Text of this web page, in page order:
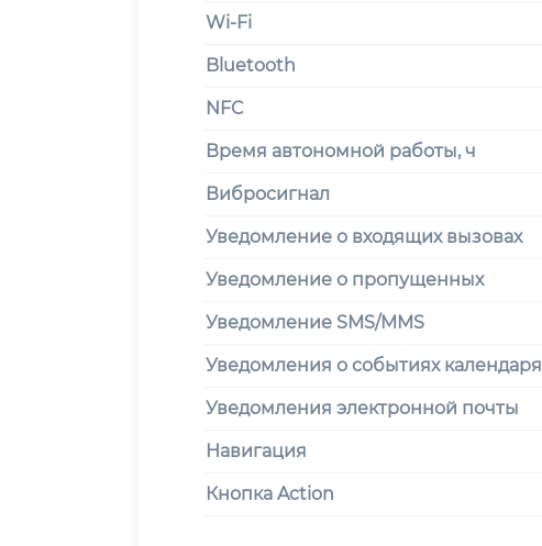
Wi-Fi
Bluetooth
NFC
Время автономной работы, ч
Вибросигнал
Уведомление о входящих вызовах
Уведомление о пропущенных
Уведомление SMS/MMS
Уведомления о событиях календаря
Уведомления электронной почты
Навигация
Кнопка Action